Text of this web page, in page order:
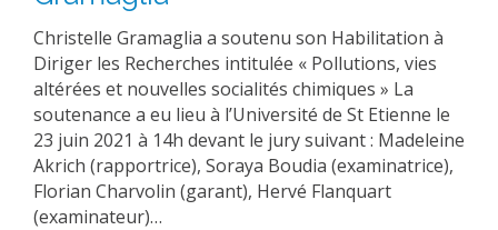
Christelle Gramaglia a soutenu son Habilitation à
Diriger les Recherches intitulée « Pollutions, vies
altérées et nouvelles socialités chimiques » La
soutenance a eu lieu à l’Université de St Etienne le
23 juin 2021 à 14h devant le jury suivant : Madeleine
Akrich (rapportrice), Soraya Boudia (examinatrice),
Florian Charvolin (garant), Hervé Flanquart
(examinateur)…